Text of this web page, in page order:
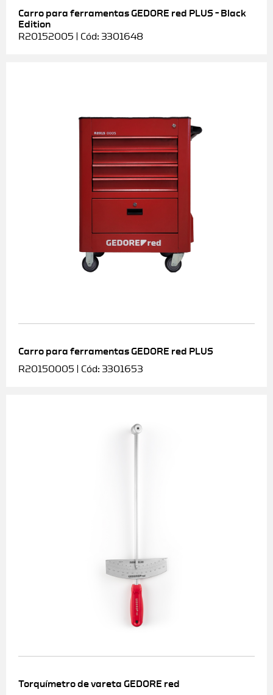
Carro para ferramentas GEDORE red PLUS – Black
Edition
R20152005 | Cód: 3301648
Carro para ferramentas GEDORE red PLUS
R20150005 | Cód: 3301653
Torquímetro de vareta GEDORE red